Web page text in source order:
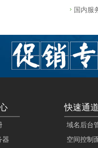
国内服
器
快速通
域名后台
空间控制